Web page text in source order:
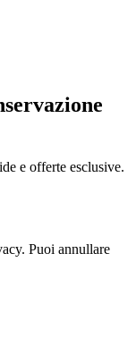
e offerte esclusive.
Puoi annullare